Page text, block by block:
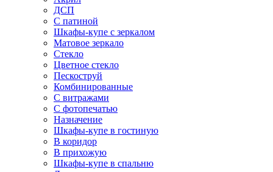
ДСП
С патиной
Шкафы-купе с зеркалом
Матовое зеркало
Стекло
Цветное стекло
Пескоструй
Комбинированные
С витражами
С фотопечатью
Назначение
Шкафы-купе в гостиную
В коридор
В прихожую
Шкафы-купе в спальню